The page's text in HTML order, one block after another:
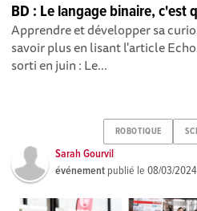
BD : Le langage binaire, c'est
Apprendre et développer sa
savoir plus en lisant l'article
sorti en juin : Le...
ROBOTIQUE
Sarah Gourvil
événement publié le08/03/2024